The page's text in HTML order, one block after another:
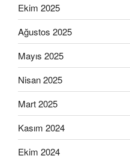
Ekim 2025
Ağustos 2025
Mayıs 2025
Nisan 2025
Mart 2025
Kasım 2024
Ekim 2024